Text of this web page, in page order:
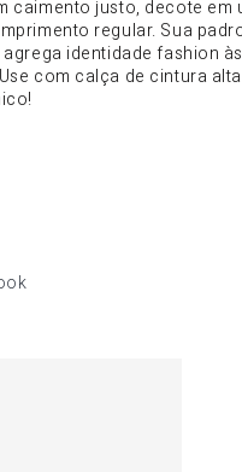
caimento justo, decote em
regular. Sua
identidade fashion
com calça de cintura